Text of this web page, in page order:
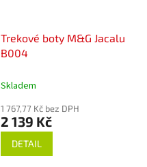
Trekové boty M&G Jacalu
B004
Skladem
1 767,77 Kč bez DPH
2 139 Kč
DETAIL